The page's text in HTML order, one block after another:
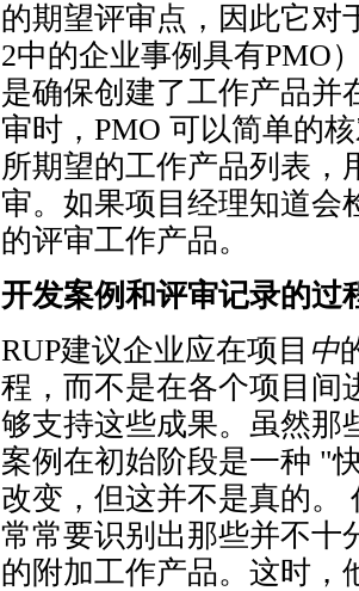
的期望评审点，因此它对
2中的企业事例具有PMO
是确保创建了工作产品并
审时，PMO 可以简单的
所期望的工作产品列表，
审。如果项目经理知道会
的评审工作产品。
开发案例和评审记录的过
RUP建议企业应在项目 中
程，而不是在各个项目间
够支持这些成果。虽然那
案例在初始阶段是一种 "
改变，但这并不是真的。
常常要识别出那些并不十
的附加工作产品。这时，